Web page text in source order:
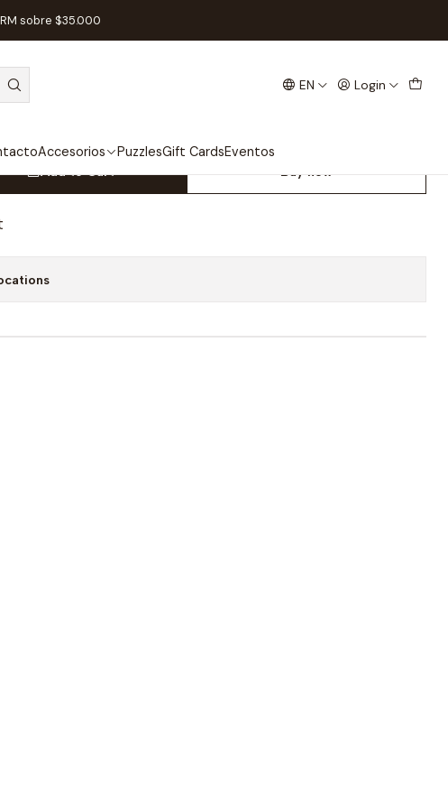
EN Login
Accesorios PuzzlesGift CardsEventos
sobre $35.000
BLACK Monkey.D.Luffy (ST-26)
Starter Deck 26:
Add to Cart Buy now